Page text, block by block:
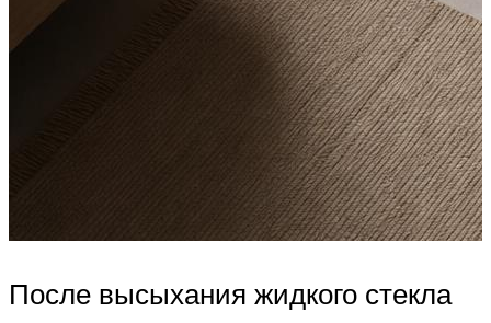
После высыхания жидкого стекла